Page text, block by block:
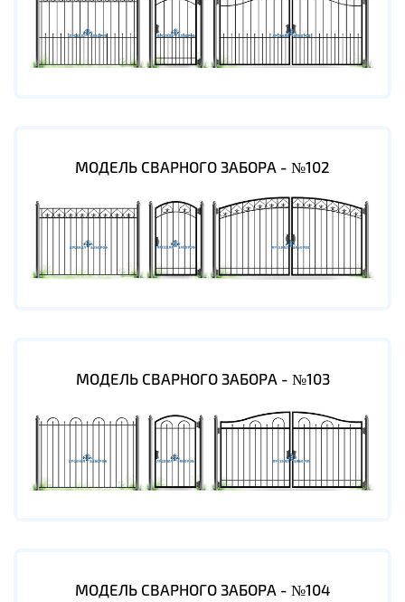
МОДЕЛЬ СВАРНОГО ЗАБОРА - №102
МОДЕЛЬ СВАРНОГО ЗАБОРА - №103
МОДЕЛЬ СВАРНОГО ЗАБОРА - №104